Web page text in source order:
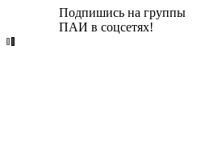
Подпишись на группы
ПАИ в соцсетях!